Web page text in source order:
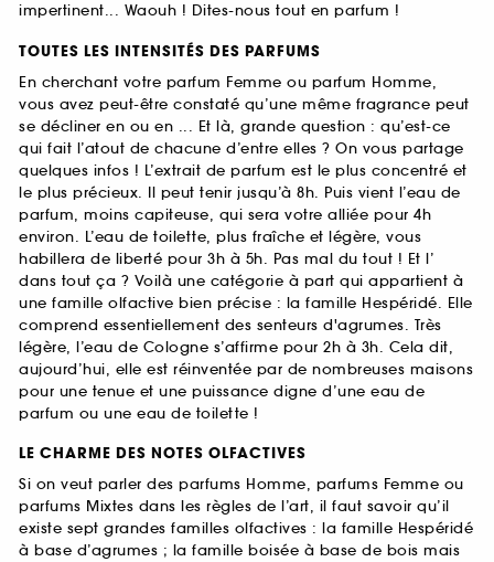
impertinent... Waouh ! Dites-nous tout en parfum !
TOUTES LES INTENSITÉS DES PARFUMS
En cherchant votre parfum Femme ou parfum Homme,
vous avez peut-être constaté qu’une même fragrance peut
se décliner en ou en ... Et là, grande question : qu’est-ce
qui fait l’atout de chacune d’entre elles ? On vous partage
quelques infos ! L’extrait de parfum est le plus concentré et
le plus précieux. Il peut tenir jusqu’à 8h. Puis vient l’eau de
parfum, moins capiteuse, qui sera votre alliée pour 4h
environ. L’eau de toilette, plus fraîche et légère, vous
habillera de liberté pour 3h à 5h. Pas mal du tout ! Et l’
dans tout ça ? Voilà une catégorie à part qui appartient à
une famille olfactive bien précise : la famille Hespéridé. Elle
comprend essentiellement des senteurs d'agrumes. Très
légère, l’eau de Cologne s’affirme pour 2h à 3h. Cela dit,
aujourd’hui, elle est réinventée par de nombreuses maisons
pour une tenue et une puissance digne d’une eau de
parfum ou une eau de toilette !
LE CHARME DES NOTES OLFACTIVES
Si on veut parler des parfums Homme, parfums Femme ou
parfums Mixtes dans les règles de l’art, il faut savoir qu’il
existe sept grandes familles olfactives : la famille Hespéridé
à base d’agrumes ; la famille boisée à base de bois mais